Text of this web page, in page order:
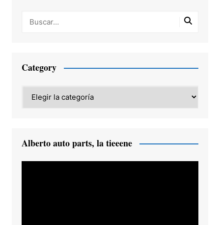
Category
Category
Alberto auto parts, la tieeene